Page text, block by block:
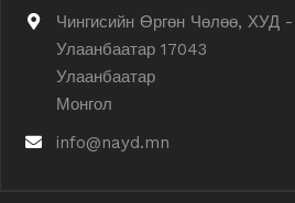
Чингисийн Өргөн Чөлөө, ХУД
Улаанбаатар 17043
Улаанбаатар
Монгол
info@nayd.mn